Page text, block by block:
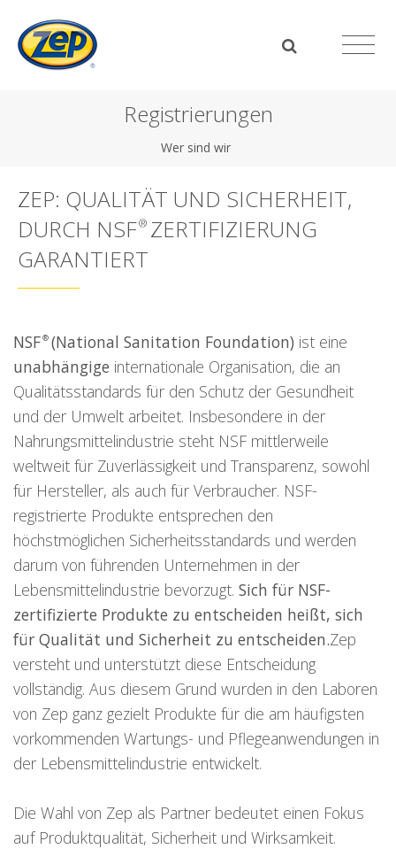
Registrierungen
Wer sind wir
ZEP: QUALITÄT UND SICHERHEIT,
DURCH NSF®ZERTIFIZIERUNG
GARANTIERT
NSF®(National Sanitation Foundation) ist eine
unabhängige internationale Organisation, die an
Qualitätsstandards für den Schutz der Gesundheit
und der Umwelt arbeitet. Insbesondere in der
Nahrungsmittelindustrie steht NSF mittlerweile
weltweit für Zuverlässigkeit und Transparenz, sowohl
für Hersteller, als auch für Verbraucher. NSF-
registrierte Produkte entsprechen den
höchstmöglichen Sicherheitsstandards und werden
darum von führenden Unternehmen in der
Lebensmittelindustrie bevorzugt. Sich für NSF-
zertifizierte Produkte zu entscheiden heißt, sich
für Qualität und Sicherheit zu entscheiden.Zep
versteht und unterstützt diese Entscheidung
vollständig. Aus diesem Grund wurden in den Laboren
von Zep ganz gezielt Produkte für die am häufigsten
vorkommenden Wartungs- und Pflegeanwendungen in
der Lebensmittelindustrie entwickelt.
Die Wahl von Zep als Partner bedeutet einen Fokus
auf Produktqualität, Sicherheit und Wirksamkeit.